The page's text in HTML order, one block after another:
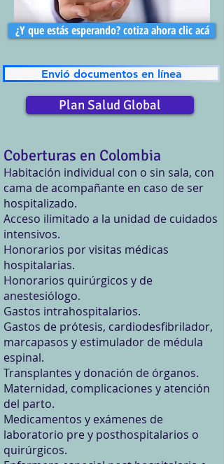
¿Y que estás esperando? cotiza ahora clic acá
Envió documentos en línea
Plan Salud Global
Coberturas en Colombia
Habitación individual con o sin sala, con
cama de acompañante en caso de ser
hospitalizado.
Acceso ilimitado a la unidad de cuidados
intensivos.
Honorarios por visitas médicas
hospitalarias.
Honorarios quirúrgicos y de
anestesiólogo.​
Gastos intrahospitalarios.
Gastos de prótesis, cardiodesfibrilador,
marcapasos y estimulador de médula
espinal.
Transplantes y donación de órganos.
Maternidad, complicaciones y atención
del parto.
Medicamentos y exámenes de
laboratorio pre y posthospitalarios o
quirúrgicos.